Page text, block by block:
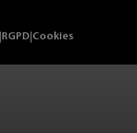
RGPD Cookies